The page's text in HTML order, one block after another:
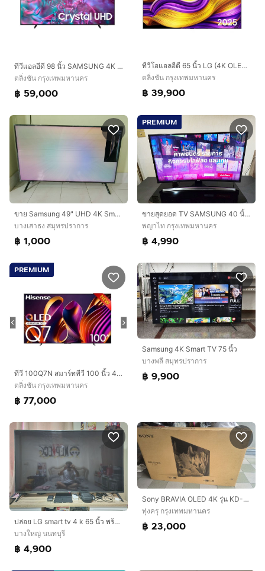
ทีวีแอลอีดี 98 นิ้ว SAMSUNG 4K LED, SMART TV) UA98DU9000KXXT
ตลิ่งชัน กรุงเทพมหานคร
฿ 59,000
ทีวีโอแอลอีดี 65 นิ้ว LG (4K OLED, SMART TV) OLED65G5PSA.ATM
ตลิ่งชัน กรุงเทพมหานคร
฿ 39,900
ขาย Samsung 49" UHD 4K Smart TV NU7100 Series 7 2018 จอแตก 1000บาท
บางเสาธง สมุทรปราการ
฿ 1,000
PREMIUM
ขายสุดยอด TV SAMSUNG 40 นิ้ว 40JU6600 4k อดีตตัวท๊อป ภาพดีมากๆ ซื้อมาสามหมื่นหกขายถูก
พญาไท กรุงเทพมหานคร
฿ 4,990
PREMIUM
ทีวี 100Q7N สมาร์ททีวี 100 นิ้ว 4K VIDAA QLED รุ่น 100Q7N
ตลิ่งชัน กรุงเทพมหานคร
฿ 77,000
Samsung 4K Smart TV 75 นิ้ว
บางพลี สมุทรปราการ
฿ 9,900
ปล่อย LG smart tv 4 k 65 นิ้ว พร้อมเมจิกรีโมท รุ่น 65UM7300PTA สภาพสวย
บางใหญ่ นนทบุรี
฿ 4,900
Sony BRAVIA OLED 4K รุ่น KD-65A8F ขนาด 65 นิ้ว ราคา 23,000 บ.
ทุ่งครุ กรุงเทพมหานคร
฿ 23,000